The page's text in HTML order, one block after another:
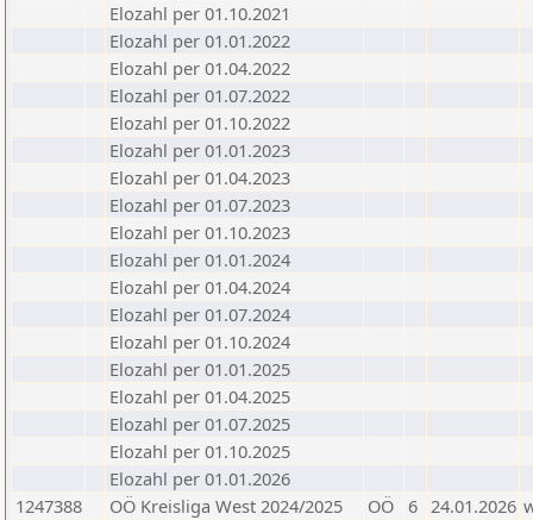
Elozahl per 01.10.2021
Elozahl per 01.01.2022
Elozahl per 01.04.2022
Elozahl per 01.07.2022
Elozahl per 01.10.2022
Elozahl per 01.01.2023
Elozahl per 01.04.2023
Elozahl per 01.07.2023
Elozahl per 01.10.2023
Elozahl per 01.01.2024
Elozahl per 01.04.2024
Elozahl per 01.07.2024
Elozahl per 01.10.2024
Elozahl per 01.01.2025
Elozahl per 01.04.2025
Elozahl per 01.07.2025
Elozahl per 01.10.2025
Elozahl per 01.01.2026
1247388
OÖ Kreisliga West 2024/2025 OÖ 6 24.01.2026